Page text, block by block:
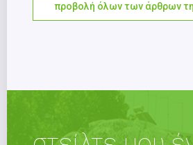
προβολή όλων των άρθρων